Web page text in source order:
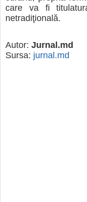
care va fi
netradiţională.
Autor: Jurnal.md
Sursa: jurnal.md